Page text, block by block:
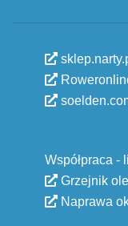
Współpraca -
Grzejnik
Naprawa